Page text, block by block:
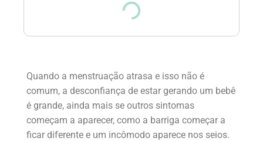
Quando a menstruação atrasa e isso não é
comum, a desconfiança de estar gerando um bebê
é grande, ainda mais se outros sintomas
começam a aparecer, como a barriga começar a
ficar diferente e um incômodo aparece nos seios.